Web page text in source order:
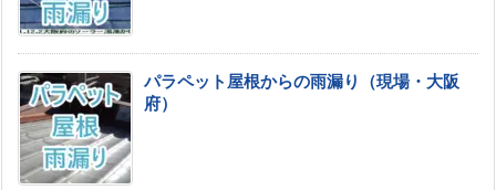
パラペット屋根からの雨漏り（現場・大阪
府）